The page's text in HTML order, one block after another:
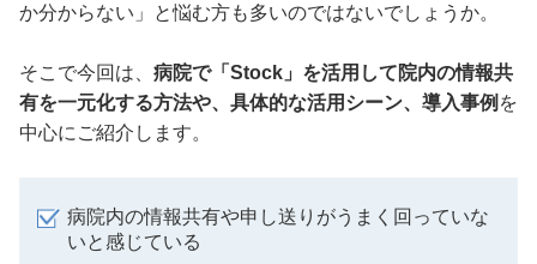
か分からない」と悩む方も多いのではないでしょうか。
そこで今回は、 病院で「Stock」を活用して院内の情報共
有を一元化する方法や、具体的な活用シーン、導入事例 を
中心にご紹介します。
病院内の情報共有や申し送りがうまく回っていな
いと感じている